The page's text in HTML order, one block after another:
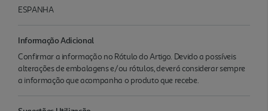
ESPANHA
Informação Adicional
Confirmar a informação no Rótulo do Artigo. Devido a possíveis
alterações de embalagens e/ou rótulos, deverá considerar sempre
a informação que acompanha o produto que recebe.